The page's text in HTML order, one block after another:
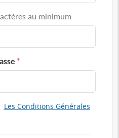
au minimum
*
Les Conditions Générales